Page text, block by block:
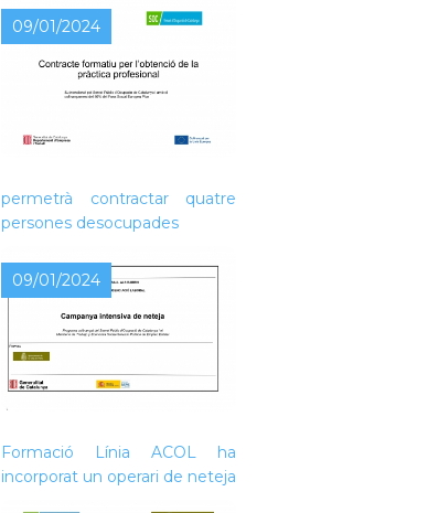
09/01/2024
09/01/2024
L’Ajuntament de Piera ha
permetrà contractar quatre
persones desocupades
L’Ajuntament de Piera, dins de
Formació Línia ACOL ha
incorporat un operari de neteja